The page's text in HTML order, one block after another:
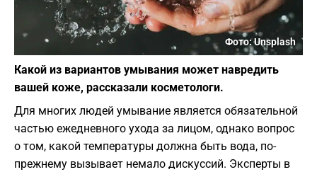
Фото: Unsplash
Какой из вариантов умывания может навредить
вашей коже, рассказали косметологи.
Для многих людей умывание является обязательной
частью ежедневного ухода за лицом, однако вопрос
о том, какой температуры должна быть вода, по-
прежнему вызывает немало дискуссий. Эксперты в